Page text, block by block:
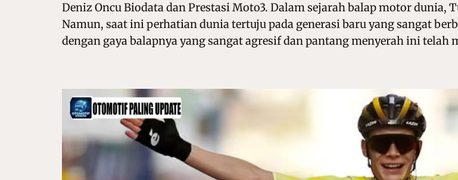
Deniz Oncu Biodata dan Prestasi Moto3. Dalam sejarah balap motor dunia,
Namun, saat ini perhatian dunia tertuju pada generasi baru yang sangat
dengan gaya balapnya yang sangat agresif dan pantang menyerah ini